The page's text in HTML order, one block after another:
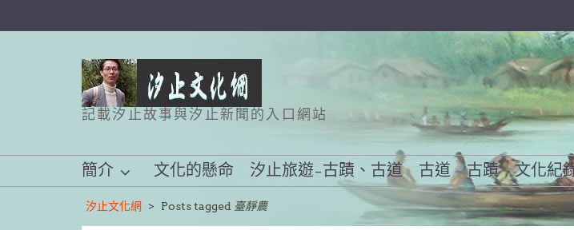
記載汐止故事與汐止新聞的入口網站
簡介 文化的懸命 汐止旅遊–古蹟、古道 古道 古蹟 文化紀
汐止文化網 > Posts tagged 臺靜農